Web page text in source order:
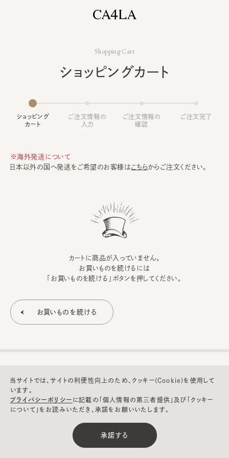
Shopping Cart
ショッピングカート
ショッピング
カート
ご注文情報の
入力
ご注文情報の
確認
ご注文完了
※海外発送について
日本以外の国へ発送をご希望のお客様はこちらからご注文ください。
カートに商品が入っていません。
お買いものを続けるには
「お買いものを続ける」ボタンを押してください。
©CA4LA INC. All Rights Reserved.
当サイトでは、サイトの利便性向上のため、クッキー(Cookie)を使用して
います。
プライバシーポリシー に記載の「個人情報の第三者提供」及び「クッキー
について」をお読みいただき、承諾をお願いいたします。
承諾する